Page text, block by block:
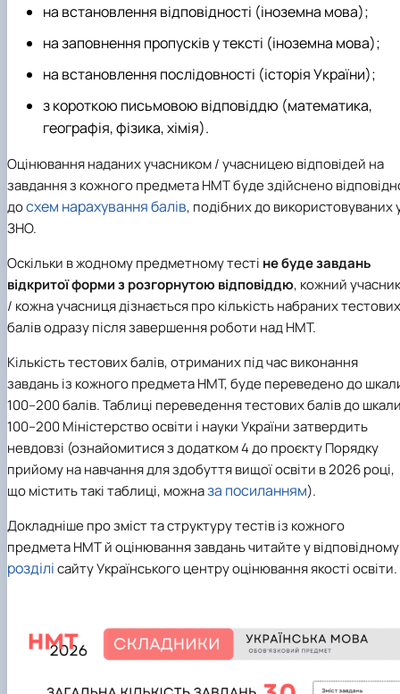
на встановлення відповідності (іноземна мова);
на заповнення пропусків у тексті (іноземна мова);
на встановлення послідовності (історія України);
з короткою письмовою відповіддю (математика,
географія, фізика, хімія).
Оцінювання наданих учасником / учасницею відповідей на
завдання з кожного предмета НМТ буде здійснено
досхем нарахування балів, подібних до використовуваних
ЗНО.
Оскільки в жодному предметному тесті не буде завдань
відкритої форми з розгорнутою відповіддю, кожний учасник
/ кожна учасниця дізнається про кількість набраних тестових
балів одразу після завершення роботи над НМТ.
Кількість тестових балів, отриманих під час виконання
завдань із кожного предмета НМТ, буде переведено до
100–200 балів. Таблиці переведення тестових балів до
100–200 Міністерство освіти і науки України затвердить
невдовзі (ознайомитися з додатком 4 до проєкту Порядку
прийому на навчання для здобуття вищої освіти в 2026 році,
що містить такі таблиці, можназа посиланням).
Докладніше про зміст та структуру тестів із кожного
предмета НМТ й оцінювання завдань читайте у відповідному
розділісайту Українського центру оцінювання якості освіти.